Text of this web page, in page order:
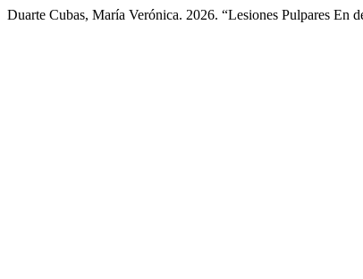
Duarte Cubas, María Verónica. 2026. “Lesiones Pulpares En